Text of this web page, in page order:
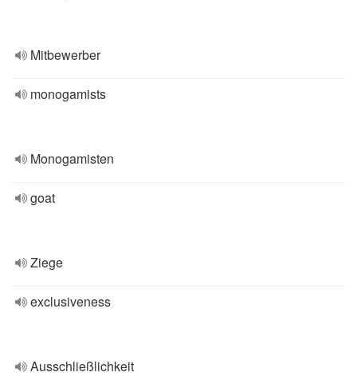
Mitbewerber
monogamists
Monogamisten
goat
Ziege
exclusiveness
Ausschließlichkeit